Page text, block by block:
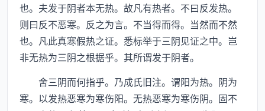
也。夫发于阴者本无热。故凡有热者。不曰反发热。
则曰反不恶寒。反之为言。不当得而得。当然而不然
也。凡此真寒假热之证。悉标举于三阴见证之中。岂
非无热为三阴之根据乎。其所谓发于阴者。
舍三阴而何指乎。乃成氏旧注。谓阳为热。阴为
寒。以发热恶寒为寒伤阳。无热恶寒为寒伤阴。固不